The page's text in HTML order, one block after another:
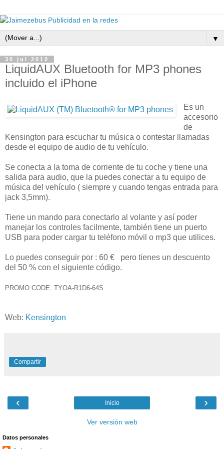
▼
30 jul 2010
LiquidAUX Bluetooth for MP3 phones
incluido el iPhone
Es un
accesorio
de
Kensington para escuchar tu música o contestar llamadas
desde el equipo de audio de tu vehículo.
Se conecta a la toma de corriente de tu coche y tiene una
salida para audio, que la puedes conectar a tu equipo de
música del vehículo ( siempre y cuando tengas entrada para
jack 3,5mm).
Tiene un mando para conectarlo al volante y así poder
manejar los controles facilmente, también tiene un puerto
USB para poder cargar tu teléfono móvil o mp3 que utilices.
Lo puedes conseguir por : 60 € pero tienes un descuento
del 50 % con el siguiente código.
PROMO CODE: TYOA-R1D6-64S
Web: Kensington
Compartir
‹ ›
Inicio
Ver versión web
Datos personales